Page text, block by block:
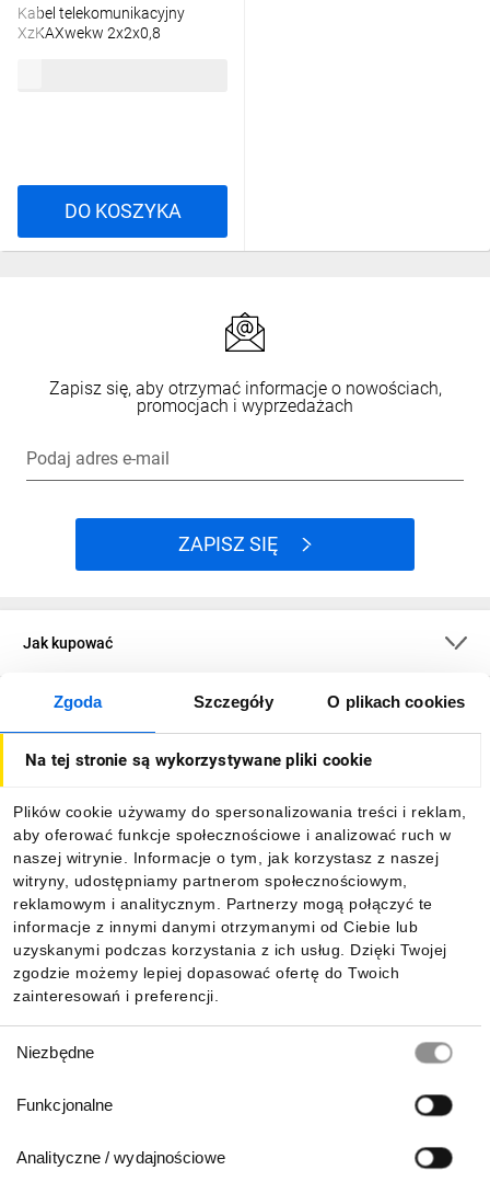
Zgoda Szczegóły O plikach cookies
Na tej stronie są wykorzystywane pliki cookie
Plików cookie używamy do spersonalizowania treści i reklam,
aby oferować funkcje społecznościowe i analizować ruch w
naszej witrynie. Informacje o tym, jak korzystasz z naszej
witryny, udostępniamy partnerom społecznościowym,
reklamowym i analitycznym. Partnerzy mogą połączyć te
informacje z innymi danymi otrzymanymi od Ciebie lub
uzyskanymi podczas korzystania z ich usług. Dzięki Twojej
zgodzie możemy lepiej dopasować ofertę do Twoich
zainteresowań i preferencji.
zgody
Niezbędne
Funkcjonalne
Analityczne / wydajnościowe
Kabel telekomunikacyjny
XzKAXwekw 2x2x0,8
DO KOSZYKA
Zapisz się, aby otrzymać informacje o nowościach,
promocjach i wyprzedażach
Podaj adres e-mail
ZAPISZ SIĘ
Jak kupować
O firmie
Informacje
Pobierz naszą aplikację mobilną: